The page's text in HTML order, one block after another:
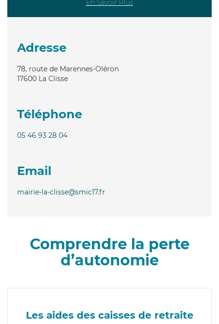
En Savoir Plus
Adresse
78, route de Marennes-Oléron
17600 La Clisse
Téléphone
05 46 93 28 04
Email
mairie-la-clisse@smic17.fr
Comprendre la perte
d’autonomie
Les aides des caisses de retraite